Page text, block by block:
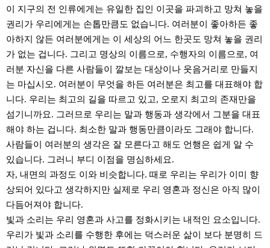
이 지구의 전 인류에게는 유일한 집인 이곳을 파괴하고 망쳐 놓을
권리가 우리에게는 손톱만큼도 없습니다. 여러분이 좋아하든 좋
아하지 않든 여러분에게는 이 세상의 어느 한곳도 망쳐 놓을 권리
가 없는 겁니다. 그리고 명상의 이름으로, 수행자의 이름으로, 여
러분 자신을 다른 사람들이 깔보는 대상이나 웃음거리로 만들지
는 마십시오. 여러분이 무엇을 하든 여러분은 최고를 대표해야 합
니다. 우리는 최고의 길을 따르고 있고, 오로지 최고의 존재만을
섬기니까요. 그러므로 우리는 말과 행동과 생각에서 그분을 대표
해야 하는 겁니다. 최소한 말과 행동만큼이라도 그래야 합니다.
사람들이 여러분의 생각은 잘 모른다고 해도 언행은 쉽게 알 수
있습니다. 그러니 부디 이점을 명심하세요.
자, 내면의 과정도 이와 비슷합니다. 때로 우리는 우리가 이미 향
상되어 있다고 생각하지만 실제로 우리 영혼과 정신은 아직 많이
다듬어져야 합니다.
빛과 소리는 우리 영혼과 사고를 정화시키는 내적인 요소입니다.
우리가 빛과 소리를 수행한 후에는 덕스러운 삶이 보다 분명히 드